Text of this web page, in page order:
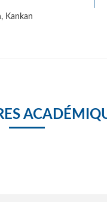
Kankan